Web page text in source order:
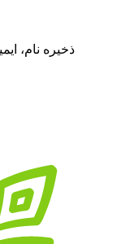
ذخیره نام،